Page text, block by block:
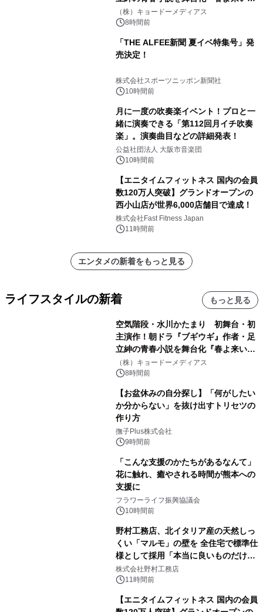
マジで来い』キービジュアル解禁！
（株）キョードーメディアス
8時間前
「THE ALFEE新聞 夏イベ特集号」発
売決定！
株式会社スポーツニッポン新聞社
10時間前
月に一度の吹奏楽イベント！プロと一
緒に演奏できる「第112回月イチ吹奏
楽」。演奏曲目などの詳細発表！
公益社団法人 大阪市音楽団
10時間前
【エニタイムフィットネス 国内の会員
数120万人突破】グランドオープンの
西小山店が世界6,000店舗目で達成！
株式会社Fast Fitness Japan
11時間前
エンタメの新着をもっと見る
ライフスタイルの新着 もっと見る
空気階段・水川かたまり 初舞台・初
主演作！朝ドラ『ブギウギ』作者・足
立紳の青春小説を舞台化『春よ来い、
マジで来い』キービジュアル解禁！
（株）キョードーメディアス
8時間前
【お盆休みの自分探し】「何がしたい
か分からない」を抜け出すトリセツの
作り方
撫子Plus株式会社
9時間前
「こんな支援のかたちがあるなんて」
花に触れ、癒やされる時間が熊本への
支援に
フラワーライフ振興協議会
10時間前
野村工務店、北イタリア産の天然しっ
くい「マルモ」の壁を 全住宅で標準仕
様として採用「本当に良いものだけに
こだわる」
株式会社野村工務店
11時間前
【エニタイムフィットネス 国内の会員